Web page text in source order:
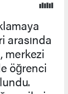
arasında
merkezi
öğrenci